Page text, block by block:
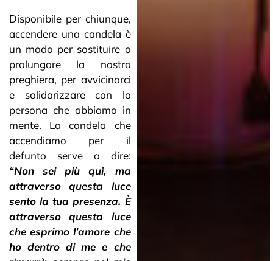
Disponibile per chiunque,
accendere una candela è
un modo per sostituire o
prolungare la nostra
preghiera, per avvicinarci
e solidarizzare con la
persona che abbiamo in
mente. La candela che
accendiamo per il
defunto serve a dire:
“Non sei più qui, ma
attraverso questa luce
sento la tua presenza. È
attraverso questa luce
che esprimo l’amore che
ho dentro di me e che